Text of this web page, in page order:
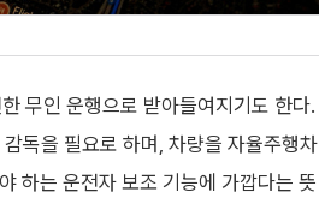
무인 운행으로 받아들여지기도 한다.
독을 필요로 하며, 차량을 자율주행차
하는 운전자 보조 기능에 가깝다는 뜻